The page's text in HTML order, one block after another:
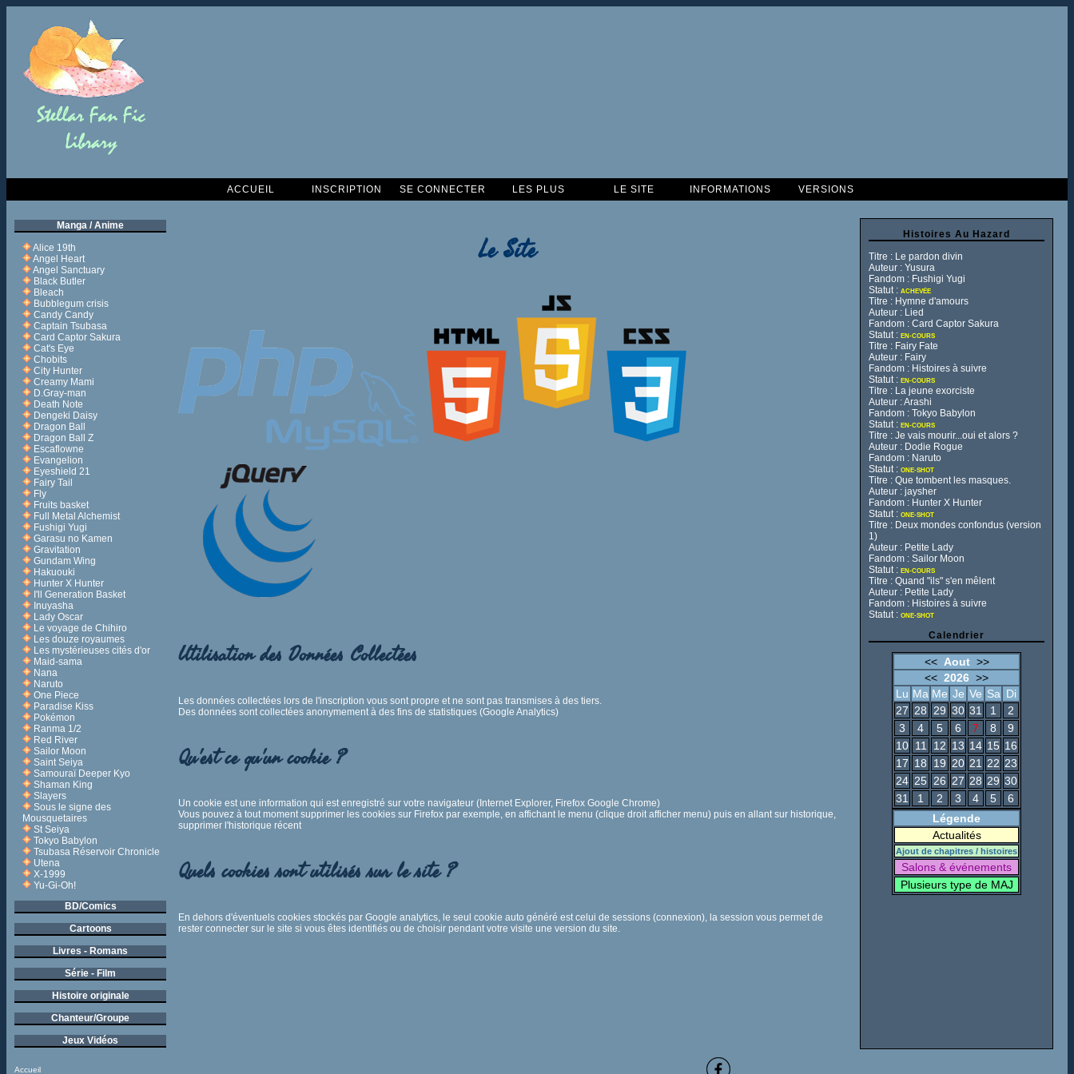
ACCUEIL INSCRIPTION SE CONNECTER LES PLUS LE SITE INFORMATIONS VERSIONS
Manga / Anime
Alice 19th
Angel Heart
Angel Sanctuary
Black Butler
Bleach
Bubblegum crisis
Candy Candy
Captain Tsubasa
Card Captor Sakura
Cat's Eye
Chobits
City Hunter
Creamy Mami
D.Gray-man
Death Note
Dengeki Daisy
Dragon Ball
Dragon Ball Z
Escaflowne
Evangelion
Eyeshield 21
Fairy Tail
Fly
Fruits basket
Full Metal Alchemist
Fushigi Yugi
Garasu no Kamen
Gravitation
Gundam Wing
Hakuouki
Hunter X Hunter
I'll Generation Basket
Inuyasha
Lady Oscar
Le voyage de Chihiro
Les douze royaumes
Les mystérieuses cités d'or
Maid-sama
Nana
Naruto
One Piece
Paradise Kiss
Pokémon
Ranma 1/2
Red River
Sailor Moon
Saint Seiya
Samouraï Deeper Kyo
Shaman King
Slayers
Sous le signe des
Mousquetaires
St Seiya
Tokyo Babylon
Tsubasa Réservoir Chronicle
Utena
X-1999
Yu-Gi-Oh!
BD/Comics
Cartoons
Livres - Romans
Série - Film
Histoire originale
Chanteur/Groupe
Jeux Vidéos
Le Site
Utilisation des Données Collectées
Les données collectées lors de l'inscription vous sont propre et ne sont pas transmises à des tiers.
Des données sont collectées anonymement à des fins de statistiques (Google Analytics)
Qu'est ce qu'un cookie ?
Un cookie est une information qui est enregistré sur votre navigateur (Internet Explorer, Firefox Google Chrome)
Vous pouvez à tout moment supprimer les cookies sur Firefox par exemple, en affichant le menu (clique droit afficher menu) puis en allant sur historique,
supprimer l'historique récent
Quels cookies sont utilisés sur le site ?
En dehors d'éventuels cookies stockés par Google analytics, le seul cookie auto généré est celui de sessions (connexion), la session vous permet de
rester connecter sur le site si vous êtes identifiés ou de choisir pendant votre visite une version du site.
Histoires Au Hazard
Titre : Le pardon divin
Auteur : Yusura
Fandom : Fushigi Yugi
Statut : ACHEVÉE
Titre : Hymne d'amours
Auteur : Lied
Fandom : Card Captor Sakura
Statut : EN-COURS
Titre : Fairy Fate
Auteur : Fairy
Fandom : Histoires à suivre
Statut : EN-COURS
Titre : La jeune exorciste
Auteur : Arashi
Fandom : Tokyo Babylon
Statut : EN-COURS
Titre : Je vais mourir...oui et alors ?
Auteur : Dodie Rogue
Fandom : Naruto
Statut : ONE-SHOT
Titre : Que tombent les masques.
Auteur : jaysher
Fandom : Hunter X Hunter
Statut : ONE-SHOT
Titre : Deux mondes confondus (version
1)
Auteur : Petite Lady
Fandom : Sailor Moon
Statut : EN-COURS
Titre : Quand "ils" s'en mêlent
Auteur : Petite Lady
Fandom : Histoires à suivre
Statut : ONE-SHOT
Calendrier
<<Aout >>
<< 2026 >>
Lu Ma Me Je Ve Sa Di
27 28 29 30 31 1
2
3
4 5 6 7 8
9
10 11 12 13 14 15 16
17 18 19 20 21 22 23
24 25 26 27 28 29 30
31
1 2 3 4 5
6
Légende
Actualités
Ajout de chapitres / histoires
Salons & événements
Plusieurs type de MAJ
Accueil